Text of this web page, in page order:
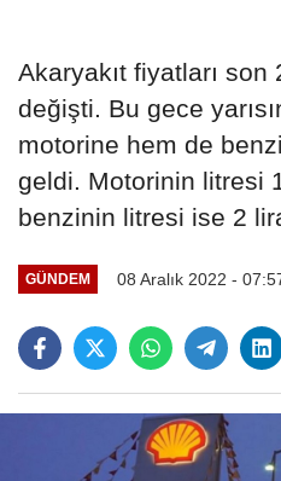
Akaryakıt fiyatları
değişti. Bu gece
motorine hem de
geldi. Motorinin litresi
benzinin litresi ise 2
GÜNDEM 08 Aralık 2022 -